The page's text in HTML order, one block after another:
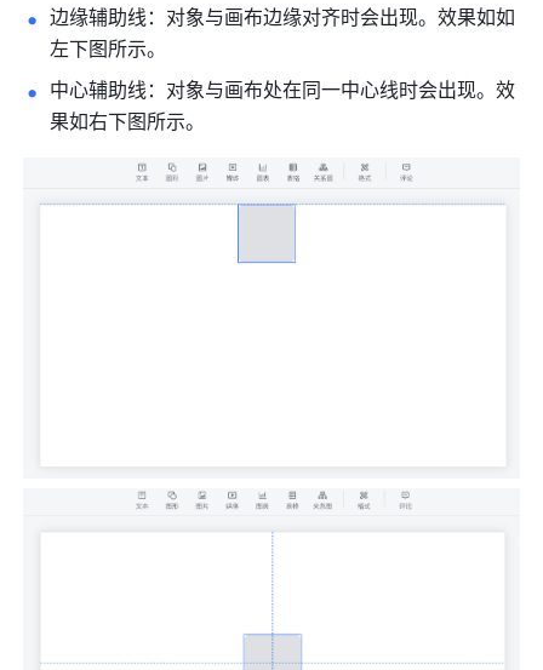
边缘辅助线：对象与画布边缘对齐时会出现。效果如如
左下图所示。
中心辅助线：对象与画布处在同一中心线时会出现。效
果如右下图所示。